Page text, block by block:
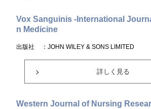
Vox Sanguinis -International
n Medicine
出版社 ：JOHN WILEY & SONS LIMITED
詳しく見る
Western Journal of Nursing